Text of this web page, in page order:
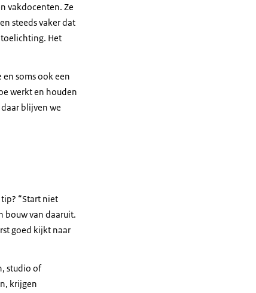
vakdocenten. Ze
steeds vaker dat
Het
soms ook een
werkt en houden
blijven we
“Start niet
bouw van daaruit.
goed kijkt naar
studio of
krijgen